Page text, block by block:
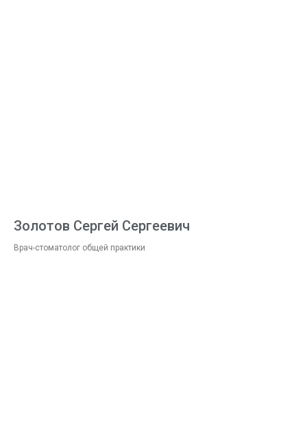
Золотов Сергей Сергеевич
Врач-стоматолог общей практики